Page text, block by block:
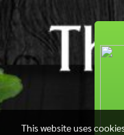
This website uses